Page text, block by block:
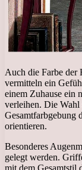
Auch die Farbe der
vermitteln ein
einem Zuhause ein
verleihen. Die Wahl
Gesamtfarbgebung
orientieren.
Besonderes
gelegt werden.
mit dem Gesamtstil